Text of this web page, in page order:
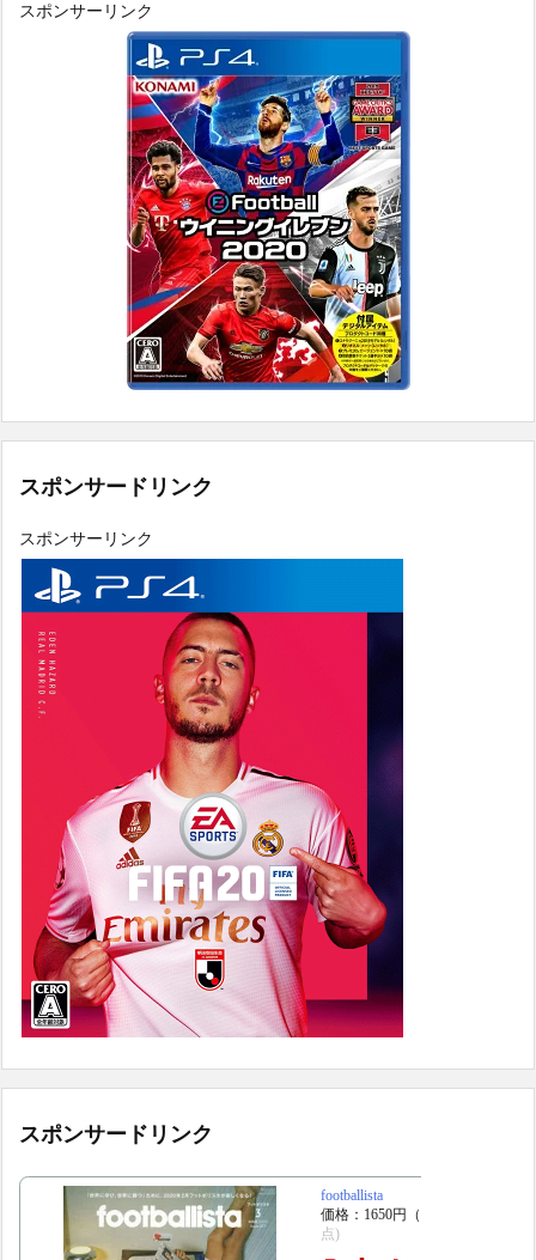
スポンサーリンク
スポンサードリンク
スポンサーリンク
スポンサードリンク
footballista
価格：1650円（税込、送料別)
点)